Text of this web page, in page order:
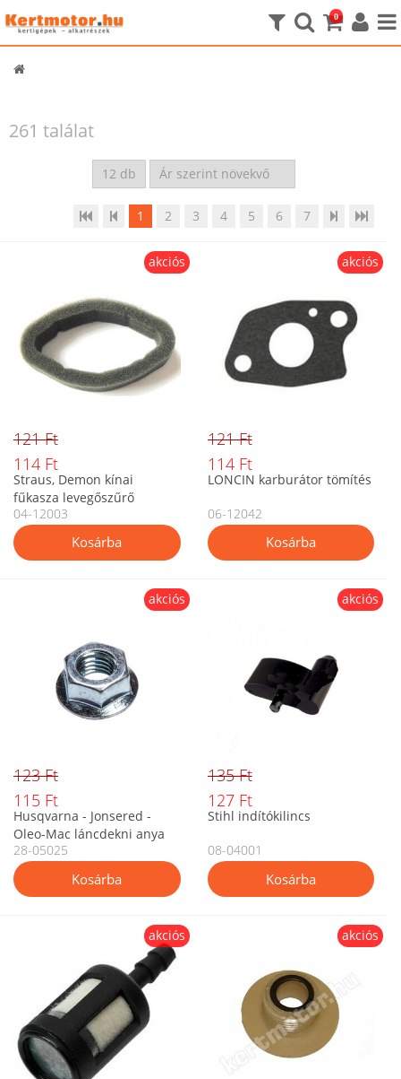
0
261 találat
1 2 3 4 5 6 7
akciós
121 Ft
114 Ft
Straus, Demon kínai
fűkasza levegőszűrő
04-12003
akciós
121 Ft
114 Ft
LONCIN karburátor tömítés
06-12042
akciós
123 Ft
115 Ft
Husqvarna - Jonsered -
Oleo-Mac láncdekni anya
28-05025
akciós
135 Ft
127 Ft
Stihl indítókilincs
08-04001
akciós akciós